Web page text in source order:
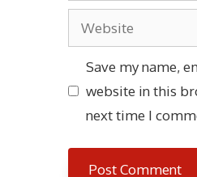
Website
Save my name,
website in this
next time I